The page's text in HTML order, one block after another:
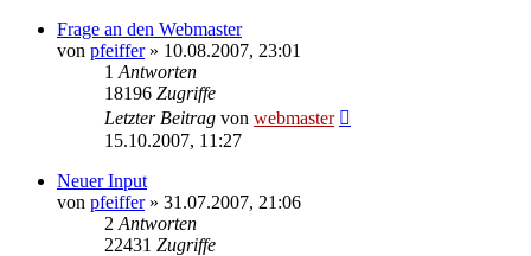
Frage an den Webmaster
von pfeiffer» 10.08.2007, 23:01
1 Antworten
18196 Zugriffe
Letzter Beitrag von webmaster
15.10.2007, 11:27
Neuer Input
von pfeiffer» 31.07.2007, 21:06
2 Antworten
22431 Zugriffe